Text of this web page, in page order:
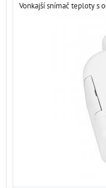
Vonkajší snímač teploty s